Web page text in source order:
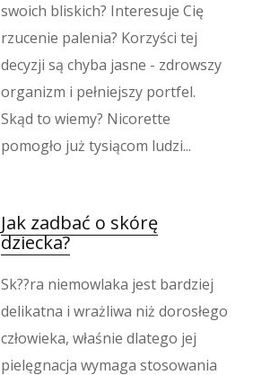
swoich bliskich? Interesuje Cię
rzucenie palenia? Korzyści tej
decyzji są chyba jasne - zdrowszy
organizm i pełniejszy portfel.
Skąd to wiemy? Nicorette
pomogło już tysiącom ludzi...
Jak zadbać o skórę
dziecka?
Sk??ra niemowlaka jest bardziej
delikatna i wrażliwa niż dorosłego
człowieka, właśnie dlatego jej
pielęgnacja wymaga stosowania